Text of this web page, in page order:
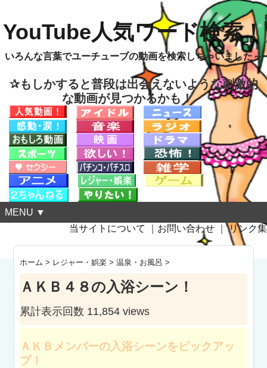
YouTube人気ワード検索！
いろんな言葉でユーチューブの動画を検索しちゃいました～
✰もしかすると普段は出会えないような刺激的
な動画が見つかるかも！
MENU ▼
当サイトについて
お問い合わせ ｜リンク集
ホーム > レジャー・娯楽 >温泉・お風呂 >
ＡＫＢ４８の入浴シーン！
累計表示回数 11,854 views
ＡＫＢメンバーの入浴シーンをピックアッ
プ！